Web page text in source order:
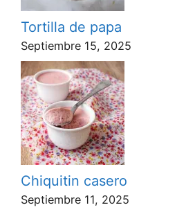
Tortilla de papa
Septiembre 15, 2025
Chiquitin casero
Septiembre 11, 2025